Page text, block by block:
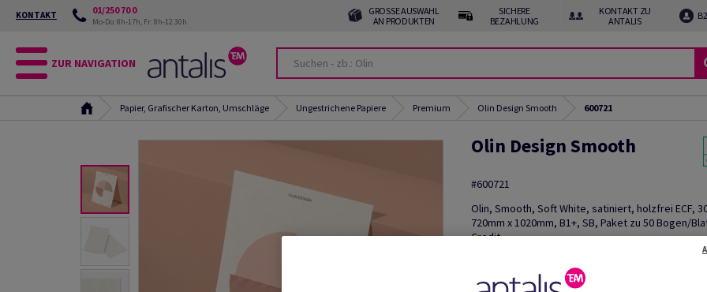
KONTAKT 01/250 70 0
Mo-Do: 8h-17h, Fr: 8h-12.30h
GROSSE AUSWAHL A
N PRODUKTEN
SICHERE
BEZAHLUNG
KONTAKT ZU
ANTALIS
ZUR NAVIGATION
Papier, Grafischer Karton, Umschläge Ungestrichene Papiere Premium Olin Design Smooth 600721
Olin Design Smooth
#600721
Olin, Smooth, Soft White, satiniert, holzfrei ECF,
720mm x 1020mm, B1+, SB, Paket zu 50 Bogen/
Credit
Produktinformationen